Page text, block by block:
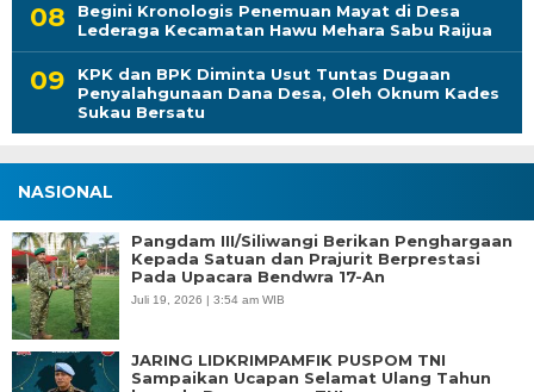
Begini Kronologis Penemuan Mayat di Desa
Lederaga Kecamatan Hawu Mehara Sabu Raijua
KPK dan BPK Diminta Usut Tuntas Dugaan
Penyalahgunaan Dana Desa, Oleh Oknum Kades
Sukau Bersatu
NASIONAL
Pangdam III/Siliwangi Berikan Penghargaan
Kepada Satuan dan Prajurit Berprestasi
Pada Upacara Bendwra 17-An
Juli 19, 2026 | 3:54 am WIB
JARING LIDKRIMPAMFIK PUSPOM TNI
Sampaikan Ucapan Selamat Ulang Tahun